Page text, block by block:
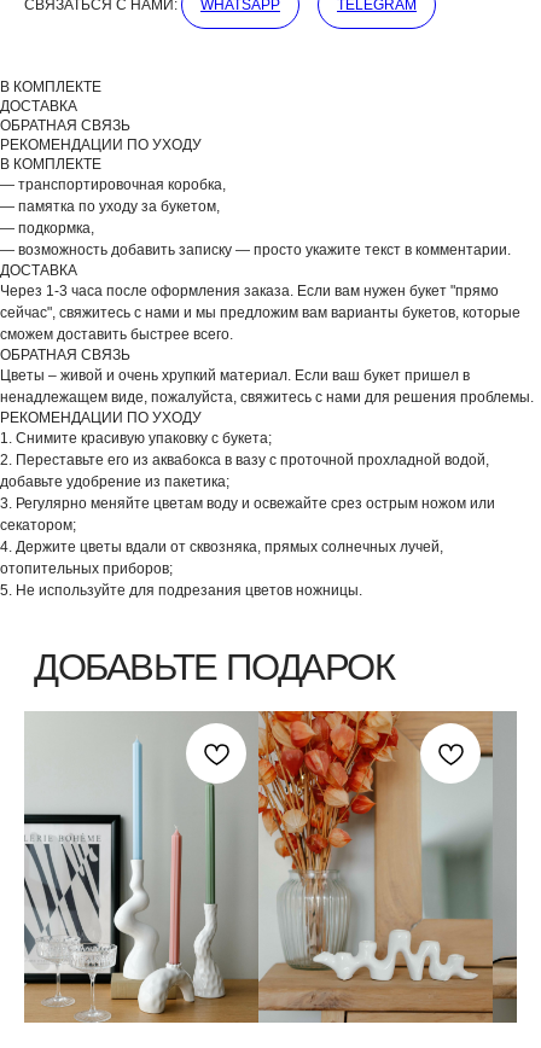
СВЯЗАТЬСЯ С НАМИ: WHATSAPP TELEGRAM
В КОМПЛЕКТЕ
ДОСТАВКА
ОБРАТНАЯ СВЯЗЬ
РЕКОМЕНДАЦИИ ПО УХОДУ
В КОМПЛЕКТЕ
— транспортировочная коробка,
— памятка по уходу за букетом,
— подкормка,
— возможность добавить записку — просто укажите текст в комментарии.
ДОСТАВКА
Через 1-3 часа после оформления заказа. Если вам нужен букет "прямо
сейчас", свяжитесь с нами и мы предложим вам варианты букетов, которые
сможем доставить быстрее всего.
ОБРАТНАЯ СВЯЗЬ
Цветы – живой и очень хрупкий материал. Если ваш букет пришел в
ненадлежащем виде, пожалуйста, свяжитесь с нами для решения проблемы.
РЕКОМЕНДАЦИИ ПО УХОДУ
1. Снимите красивую упаковку с букета;
2. Переставьте его из аквабокса в вазу с проточной прохладной водой,
добавьте удобрение из пакетика;
3. Регулярно меняйте цветам воду и освежайте срез острым ножом или
секатором;
4. Держите цветы вдали от сквозняка, прямых солнечных лучей,
отопительных приборов;
5. Не используйте для подрезания цветов ножницы.
ДОБАВЬТЕ ПОДАРОК
ВЫБЕРИТЕ ВАЗУ